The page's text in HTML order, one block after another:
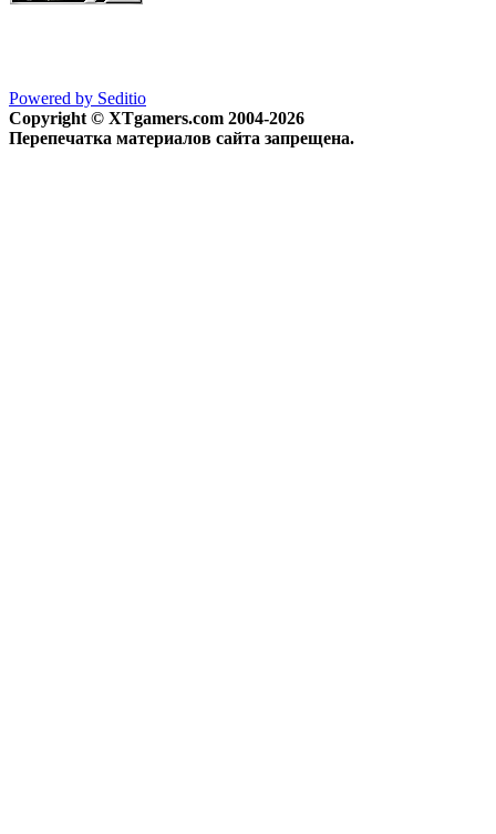
Powered by Seditio
Copyright © XTgamers.com 2004-2026
Перепечатка материалов сайта запрещена.